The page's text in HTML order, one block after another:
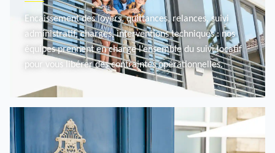
QUOTIDIEN
Encaissement des loyers, quittances, relances, suivi
administratif, charges, interventions techniques : nos
équipes prennent en charge l’ensemble du suivi locatif
pour vous libérer des contraintes opérationnelles.